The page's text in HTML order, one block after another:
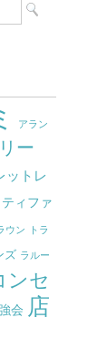
アラン
ー
ットレ
ティファ
ウン トラ
ズ ラルー
ンセ
会 店